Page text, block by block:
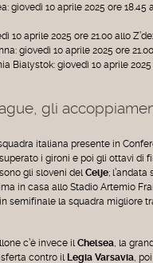
giovedì 10 aprile 2025 ore 18.45
10 aprile 2025 ore 21.00 allo
giovedì 10 aprile 2025 ore
Bialystok: giovedì 10 aprile
gli
italiana presente in
i gironi e poi gli ottavi di
gli sloveni del Celje;
in casa allo Stadio Artemio
semifinale la squadra migliore
c’è invece il Chelsea , la
contro il Legia Varsavia ,